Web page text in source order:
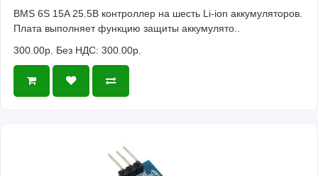
BMS 6S 15A 25.5В контроллер на шесть Li-ion аккумуляторов.
Плата выполняет функцию защиты аккумулято..
300.00р. Без НДС: 300.00р.